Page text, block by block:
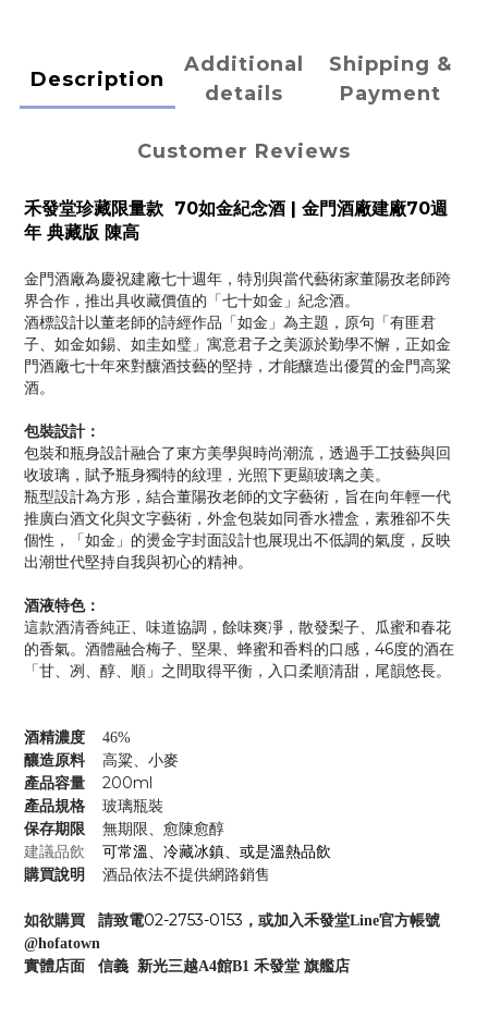
Description
Additional
details
Shipping &
Payment
Customer Reviews
禾發堂珍藏限量款 70如金紀念酒 | 金門酒廠建廠70週
年 典藏版 陳高
金門酒廠為慶祝建廠七十週年，特別與當代藝術家董陽孜老師跨
界合作，推出具收藏價值的「七十如金」紀念酒。
酒標設計以董老師的詩經作品「如金」為主題，原句「有匪君
子、如金如錫、如圭如璧」寓意君子之美源於勤學不懈，正如金
門酒廠七十年來對釀酒技藝的堅持，才能釀造出優質的金門高粱
酒。
包裝設計：
包裝和瓶身設計融合了東方美學與時尚潮流，透過手工技藝與回
收玻璃，賦予瓶身獨特的紋理，光照下更顯玻璃之美。
瓶型設計為方形，結合董陽孜老師的文字藝術，旨在向年輕一代
推廣白酒文化與文字藝術，外盒包裝如同香水禮盒，素雅卻不失
個性，「如金」的燙金字封面設計也展現出不低調的氣度，反映
出潮世代堅持自我與初心的精神。
酒液特色：
這款酒清香純正、味道協調，餘味爽凈，散發梨子、瓜蜜和春花
的香氣。酒體融合梅子、堅果、蜂蜜和香料的口感，46度的酒在
「甘、冽、醇、順」之間取得平衡，入口柔順清甜，尾韻悠長。
酒精濃度 46%
釀造原料高粱、小麥
產品容量 200ml
產品規格 玻璃瓶裝
保存期限 無期限、愈陳愈醇
建議品飲 可常溫、冷藏冰鎮、或是溫熱品飲
購買說明 酒品依法不提供網路銷售
如欲購買 請致電02-2753-0153 ，或加入禾發堂Line官方帳號
@hofatown
實體店面 信義 新光三越A4館B1 禾發堂 旗艦店